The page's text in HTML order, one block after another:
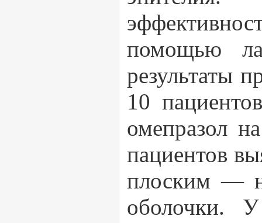
помощью
результаты
10
омепразол
пациентов
плоским —
оболочки.